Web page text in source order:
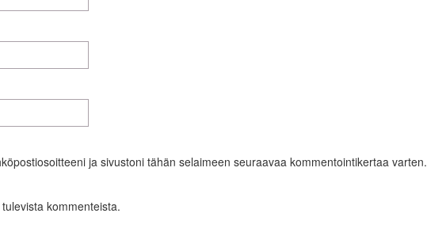
ja sivustoni tähän selaimeen seuraavaa kommentointikertaa varten.
kommenteista.